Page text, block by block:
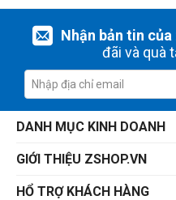
Nhận bản tin của
đãi và quà
DANH MỤC KINH DOANH
GIỚI THIỆU ZSHOP.VN
HỔ TRỢ KHÁCH HÀNG